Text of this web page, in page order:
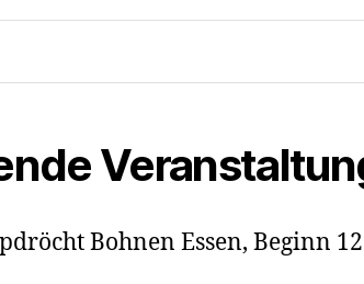
Bohnen Essen, Beginn